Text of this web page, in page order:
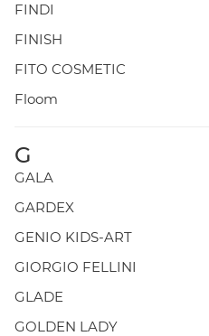
FINDI
FINISH
FITO COSMETIC
Floom
G
GALA
GARDEX
GENIO KIDS-ART
GIORGIO FELLINI
GLADE
GOLDEN LADY